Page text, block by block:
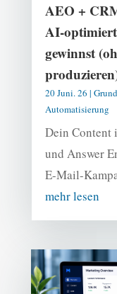
AEO +
AI-
gewinnst
20 Juni. 26 |
Automatisierung
Dein Content
und Answer
E-Mail-
mehr lesen